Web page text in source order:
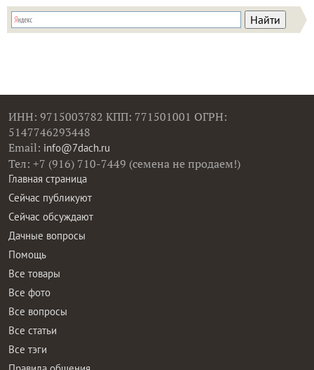
ИНН: 9715003782 КПП: 771501001 ОГРН:
5147746293448
Email: info@7dach.ru
Тел: +7 (916) 710-7449 (семена не продаем!)
Главная страница
Сейчас публикуют
Сейчас обсуждают
Дачные вопросы
Помощь
Все товары
Все фото
Все вопросы
Все статьи
Все тэги